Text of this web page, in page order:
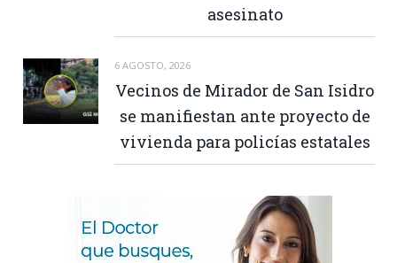
asesinato
6 AGOSTO, 2026
Vecinos de Mirador de San Isidro
se manifiestan ante proyecto de
vivienda para policías estatales